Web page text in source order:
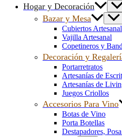
Hogar y Decoración
Bazar y Mesa
Cubiertos
Vajilla Artesanal
Copetineros y
Decoración y
Portarretratos
Artesanías de
Artesanías de
Juegos Criollos
Accesorios Para Vino
Botas de Vino
Porta Botellas
Destapadores,